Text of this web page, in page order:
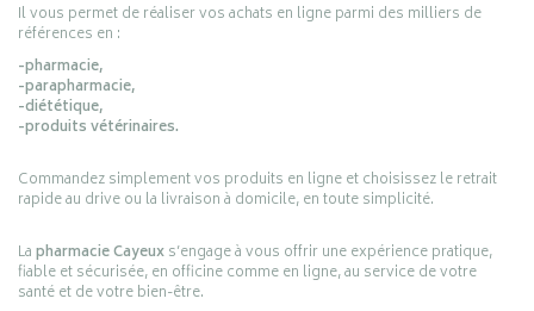
Il vous permet de réaliser vos achats en ligne parmi des milliers de
références en :
-pharmacie,
-parapharmacie,
-diététique,
-produits vétérinaires.
Commandez simplement vos produits en ligne et choisissez le retrait
rapide au drive ou la livraison à domicile, en toute simplicité.
Lapharmacie Cayeuxs’engage à vous offrir une expérience pratique,
fiable et sécurisée, en officine comme en ligne, au service de votre
santé et de votre bien-être.